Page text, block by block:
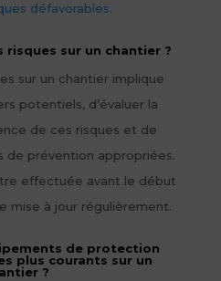
défavorables.
risques sur un chantier ?
sur un chantier implique
potentiels, d’évaluer la
de ces risques et de
de prévention appropriées.
effectuée avant le début
mise à jour régulièrement.
de protection
plus courants sur un
?